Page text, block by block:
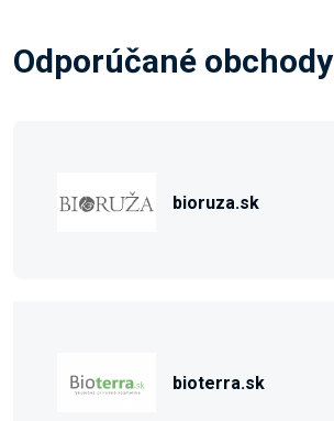
Odporúčané obchody
bioruza.sk
bioterra.sk